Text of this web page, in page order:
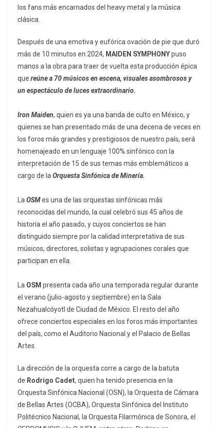
los fans más encarnados del heavy metal y la música
clásica.
Después de una emotiva y eufórica ovación de pie que duró
más de 10 minutos en 2024, MAIDEN SYMPHONYpuso
manos a la obra para traer de vuelta esta producción épica
que reúne a 70 músicos en escena, visuales asombrosos y
un espectáculo de luces extraordinario.
Iron Maiden, quien es ya una banda de culto en México, y
quienes se han presentado más de una decena de veces en
los foros más grandes y prestigiosos de nuestro país, será
homenajeado en un lenguaje 100% sinfónico con la
interpretación de 15 de sus temas más emblemáticos a
cargo de la Orquesta Sinfónica de Minería.
La OSMes una de las orquestas sinfónicas más
reconocidas del mundo, la cual celebró sus 45 años de
historia el año pasado, y cuyos conciertos se han
distinguido siempre por la calidad interpretativa de sus
músicos, directores, solistas y agrupaciones corales que
participan en ella.
La OSM presenta cada año una temporada regular durante
el verano (julio-agosto y septiembre) en la Sala
Nezahualcóyotl de Ciudad de México. El resto del año
ofrece conciertos especiales en los foros más importantes
del país, como el Auditorio Nacional y el Palacio de Bellas
Artes.
La dirección de la orquesta corre a cargo de la batuta
de Rodrigo Cadet, quien ha tenido presencia en la
Orquesta Sinfónica Nacional (OSN), la Orquesta de Cámara
de Bellas Artes (OCBA), Orquesta Sinfónica del Instituto
Politécnico Nacional, la Orquesta Filarmónica de Sonora, el